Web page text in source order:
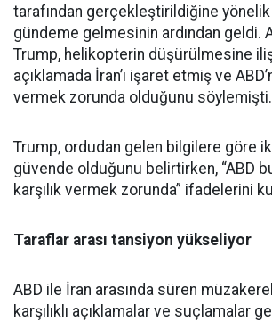
tarafından gerçekleştirildiğine yönelik
gündeme gelmesinin ardından geldi.
Trump, helikopterin düşürülmesine
açıklamada İran’ı işaret etmiş ve
vermek zorunda olduğunu söylemişti.
Trump, ordudan gelen bilgilere göre
güvende olduğunu belirtirken, “ABD
karşılık vermek zorunda” ifadelerini
Taraflar arası tansiyon yükseliyor
ABD ile İran arasında süren
karşılıklı açıklamalar ve suçlamalar